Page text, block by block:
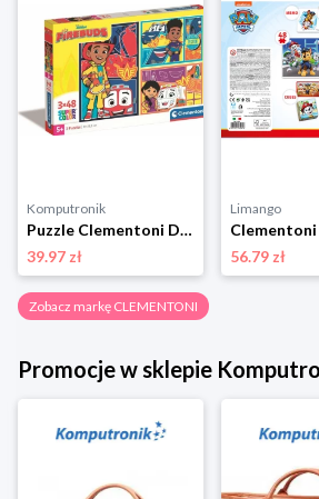
Komputronik
Puzzle Clementoni Disney Firebuds 3 x 48 el. 25283
39.97 zł
Limango
56.79 zł
Zobacz markę CLEMENTONI
Promocje w sklepie